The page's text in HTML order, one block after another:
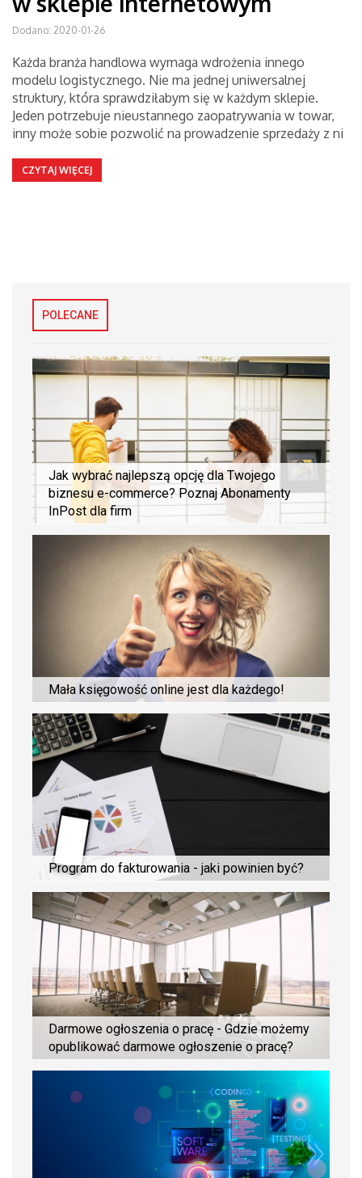
Dodano: 2020-01-26
Każda branża handlowa wymaga wdrożenia innego
modelu logistycznego. Nie ma jednej uniwersalnej
struktury, która sprawdziłabym się w każdym sklepie.
Jeden potrzebuje nieustannego zaopatrywania w towar,
inny może sobie pozwolić na prowadzenie sprzedaży z ni
CZYTAJ WIĘCEJ
POLECANE
Jak wybrać najlepszą opcję dla Twojego
biznesu e-commerce? Poznaj Abonamenty
InPost dla firm
Mała księgowość online jest dla każdego!
Program do fakturowania - jaki powinien być?
Darmowe ogłoszenia o pracę - Gdzie możemy
opublikować darmowe ogłoszenie o pracę?